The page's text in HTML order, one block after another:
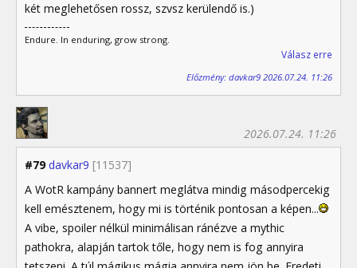
két meglehetősen rossz, szvsz kerülendő is.)
Endure. In enduring, grow strong.
Válasz erre
Előzmény: davkar9 2026.07.24. 11:26
#79 davkar9 [11537]
2026.07.24. 11:26
A WotR kampány bannert meglátva mindig másodpercekig
kell emésztenem, hogy mi is történik pontosan a képen...
A vibe, spoiler nélkül minimálisan ránézve a mythic
pathokra, alapján tartok tőle, hogy nem is fog annyira